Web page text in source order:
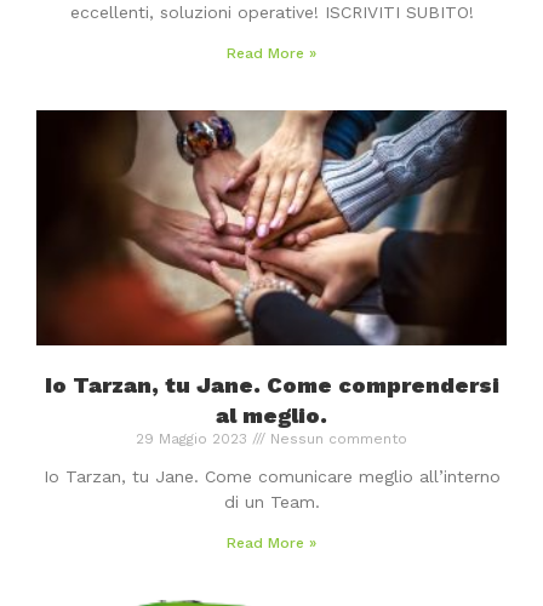
eccellenti, soluzioni operative! ISCRIVITI SUBITO!
Read More »
Io Tarzan, tu Jane. Come comprendersi
al meglio.
29 Maggio 2023 Nessun commento
Io Tarzan, tu Jane. Come comunicare meglio all’interno
di un Team.
Read More »